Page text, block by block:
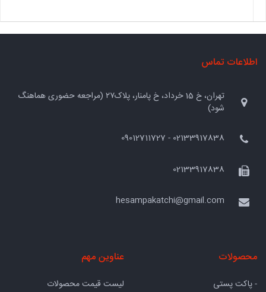
اطلاعات تماس
تهران، خ 15 خرداد، خ پامنار، پلاک۲۷ (مراجعه حضوری هماهنگ
شود)
02133917838 - 09012711727
02133917838
hesampakatchi@gmail.com
محصولات
- پاکت پستی
عناوین مهم
لیست قیمت محصولات